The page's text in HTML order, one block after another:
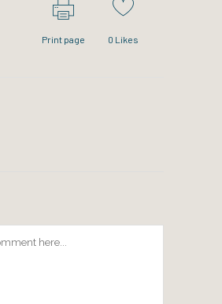
Print page 0 Likes